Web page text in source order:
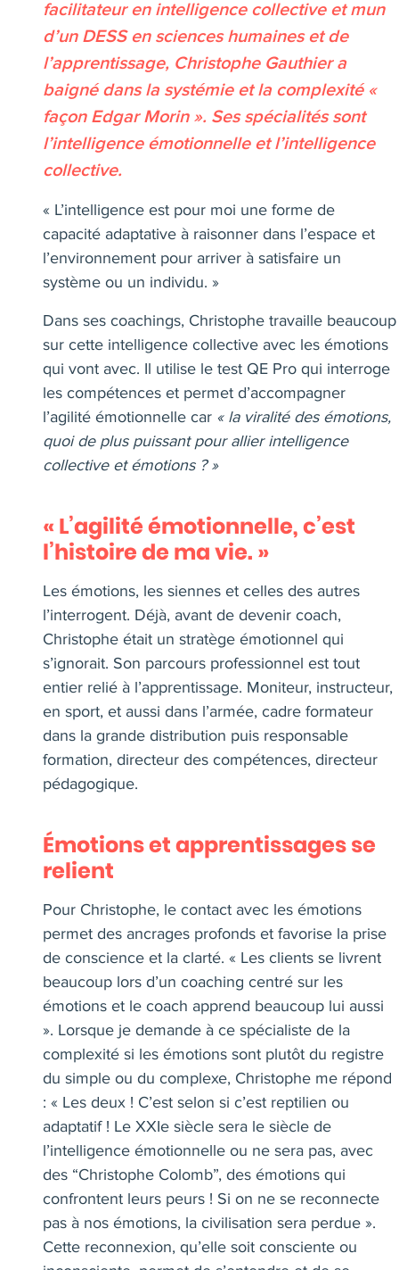
facilitateur en intelligence collective et mun
d’un DESS en sciences humaines et de
l’apprentissage, Christophe Gauthier a
baigné dans la systémie et la complexité «
façon Edgar Morin ». Ses spécialités sont
l’intelligence émotionnelle et l’intelligence
collective.
« L’intelligence est pour moi une forme de
capacité adaptative à raisonner dans l’espace et
l’environnement pour arriver à satisfaire un
système ou un individu. »
Dans ses coachings, Christophe travaille beaucoup
sur cette intelligence collective avec les émotions
qui vont avec. Il utilise le test QE Pro qui interroge
les compétences et permet d’accompagner
l’agilité émotionnelle car « la viralité des émotions,
quoi de plus puissant pour allier intelligence
collective et émotions ? »
« L’agilité émotionnelle, c’est
l’histoire de ma vie. »
Les émotions, les siennes et celles des autres
l’interrogent. Déjà, avant de devenir coach,
Christophe était un stratège émotionnel qui
s’ignorait. Son parcours professionnel est tout
entier relié à l’apprentissage. Moniteur, instructeur,
en sport, et aussi dans l’armée, cadre formateur
dans la grande distribution puis responsable
formation, directeur des compétences, directeur
pédagogique.
Émotions et apprentissages se
relient
Pour Christophe, le contact avec les émotions
permet des ancrages profonds et favorise la prise
de conscience et la clarté. « Les clients se livrent
beaucoup lors d’un coaching centré sur les
émotions et le coach apprend beaucoup lui aussi
». Lorsque je demande à ce spécialiste de la
complexité si les émotions sont plutôt du registre
du simple ou du complexe, Christophe me répond
: « Les deux ! C’est selon si c’est reptilien ou
adaptatif ! Le XXIe siècle sera le siècle de
l’intelligence émotionnelle ou ne sera pas, avec
des “Christophe Colomb”, des émotions qui
confrontent leurs peurs ! Si on ne se reconnecte
pas à nos émotions, la civilisation sera perdue ».
Cette reconnexion, qu’elle soit consciente ou